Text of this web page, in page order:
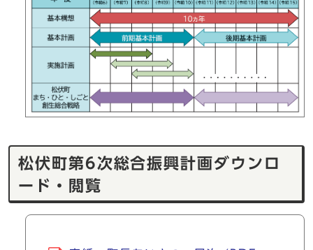
松伏町第6次総合振興計画ダウンロ
ード・閲覧